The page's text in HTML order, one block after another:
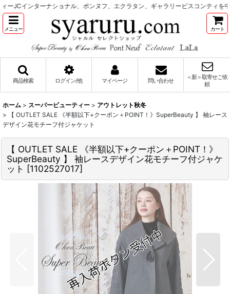
JCインターナショナル、ポンヌフ、エクラタン、ギャラリービスコンティを中
メニュー カート
商品検索 ログイン/他 マイページ 問い合わせ
＜新＞取寄せご依
頼
ホーム > スーパービューティー > アウトレット秋冬
>
【 OUTLET SALE 《半額以下+クーポン＋POINT！》SuperBeauty 】 袖レース
デザイン花モチーフ付ジャケット
【 OUTLET SALE 《半額以下+クーポン＋POINT！》
SuperBeauty 】 袖レースデザイン花モチーフ付ジャケ
ット [1102527017]